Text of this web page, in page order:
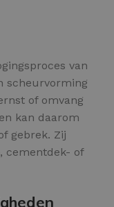
van
scheurvorming
of omvang
kan daarom
gebrek. Zij
cementdek- of